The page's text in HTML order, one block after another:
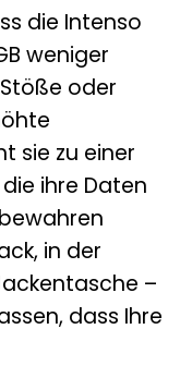
die Intenso
weniger
oder
sie zu einer
ihre Daten
in der
–
dass Ihre